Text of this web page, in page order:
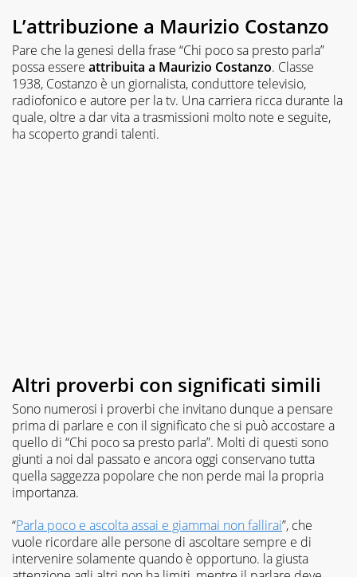
L’attribuzione a Maurizio Costanzo
Pare che la genesi della frase “Chi poco sa presto parla”
possa essere attribuita a Maurizio Costanzo. Classe
1938, Costanzo è un giornalista, conduttore televisio,
radiofonico e autore per la tv. Una carriera ricca durante la
quale, oltre a dar vita a trasmissioni molto note e seguite,
ha scoperto grandi talenti.
Altri proverbi con significati simili
Sono numerosi i proverbi che invitano dunque a pensare
prima di parlare e con il significato che si può accostare a
quello di “Chi poco sa presto parla”. Molti di questi sono
giunti a noi dal passato e ancora oggi conservano tutta
quella saggezza popolare che non perde mai la propria
importanza.
“Parla poco e ascolta assai e giammai non fallirai”, che
vuole ricordare alle persone di ascoltare sempre e di
intervenire solamente quando è opportuno. la giusta